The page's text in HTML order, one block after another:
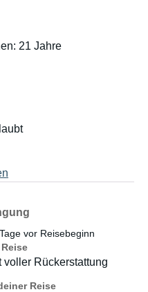
21 Jahre
vor Reisebeginn
voller Rückerstattung
Reise